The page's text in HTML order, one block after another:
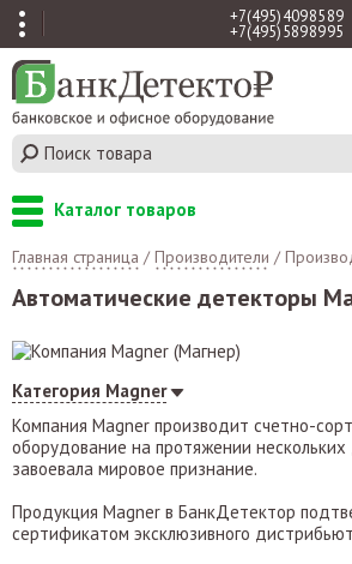
+7 (495) 409 85 89
+7 (495) 589 89 95
Каталог товаров
Главная страница /Производители /
Автоматические детекторы
Категория Magner
Компания Magner производит счетно-
оборудование на протяжении
завоевала мировое признание.
Продукция Magner в БанкДетектор
сертификатом эксклюзивного